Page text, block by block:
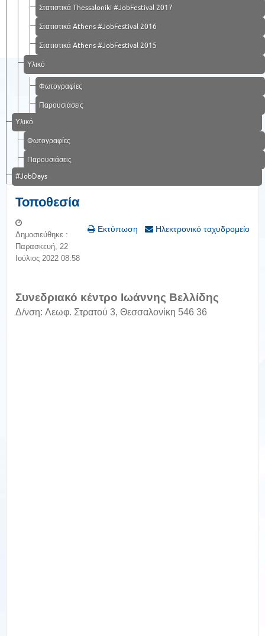
Στατιστικά Thessaloniki #JobFestival 2017
Στατιστικά Athens #JobFestival 2016
Στατιστικά Athens #JobFestival 2015
Υλικό
Φωτογραφίες
Παρουσιάσεις
Υλικό
Φωτογραφίες
Παρουσιάσεις
#JobDays
Τοποθεσία
Εκτύπωση Ηλεκτρονικό ταχυδρομείο
Δημοσιεύθηκε :
Παρασκευή, 22
Ιούλιος 2022 08:58
Συνεδριακό κέντρο Ιωάννης Βελλίδης
Δ/νση: Λεωφ. Στρατού 3, Θεσσαλονίκη 546 36